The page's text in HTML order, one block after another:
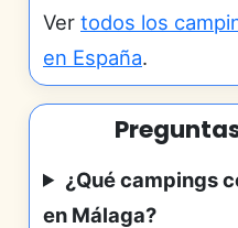
Ver todos los
en España.
¿Qué campings
en Málaga?